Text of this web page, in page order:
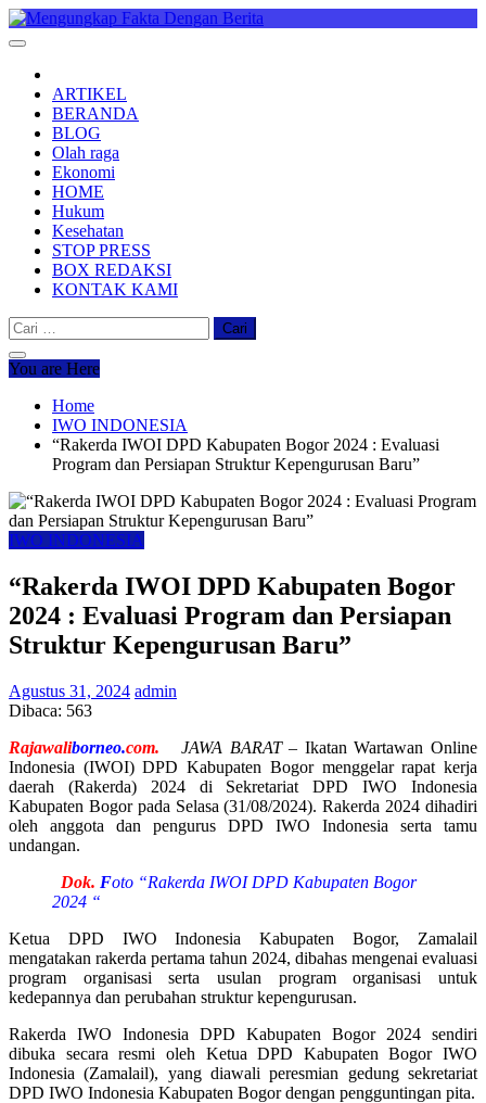
Skip
to
ARTIKEL
BERANDA
BLOG
Olah raga
Ekonomi
HOME
Hukum
Kesehatan
STOP PRESS
BOX REDAKSI
KONTAK KAMI
Cari
untuk:
You are Here
Home
IWO INDONESIA
“Rakerda IWOI DPD Kabupaten Bogor 2024 : Evaluasi
Program dan Persiapan Struktur Kepengurusan Baru”
IWO INDONESIA
“Rakerda IWOI DPD Kabupaten Bogor
2024 : Evaluasi Program dan Persiapan
Struktur Kepengurusan Baru”
Agustus 31, 2024 admin
Dibaca: 563
Rajawaliborneo.com. JAWA BARAT – Ikatan Wartawan Online
Indonesia (IWOI) DPD Kabupaten Bogor menggelar rapat kerja
daerah (Rakerda) 2024 di Sekretariat DPD IWO Indonesia
Kabupaten Bogor pada Selasa (31/08/2024). Rakerda 2024 dihadiri
oleh anggota dan pengurus DPD IWO Indonesia serta tamu
undangan.
Dok. Foto “Rakerda IWOI DPD Kabupaten Bogor
2024 “
Ketua DPD IWO Indonesia Kabupaten Bogor, Zamalail
mengatakan rakerda pertama tahun 2024, dibahas mengenai evaluasi
program organisasi serta usulan program organisasi untuk
kedepannya dan perubahan struktur kepengurusan.
Rakerda IWO Indonesia DPD Kabupaten Bogor 2024 sendiri
dibuka secara resmi oleh Ketua DPD Kabupaten Bogor IWO
Indonesia (Zamalail), yang diawali peresmian gedung sekretariat
DPD IWO Indonesia Kabupaten Bogor dengan pengguntingan pita.